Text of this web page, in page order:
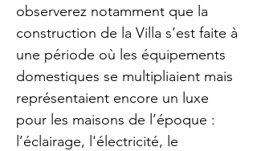
observerez notamment que la
construction de la Villa s’est faite à
une période où les équipements
domestiques se multipliaient mais
représentaient encore un luxe
pour les maisons de l’époque :
l’éclairage, l'électricité, le